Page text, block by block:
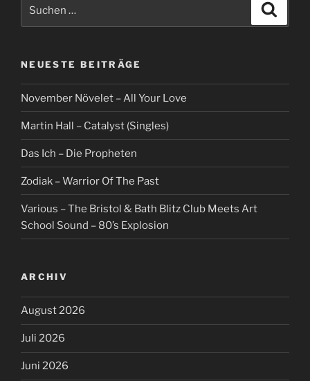
NEUESTE BEITRÄGE
November Növelet – All Your Love
Martin Hall – Catalyst (Singles)
Das Ich – Die Propheten
Zodiak – Warrior Of The Past
Various – The Bristol & Bath Blitz Club Meets Art
School Sound – 80’s Explosion
ARCHIV
August 2026
Juli 2026
Juni 2026